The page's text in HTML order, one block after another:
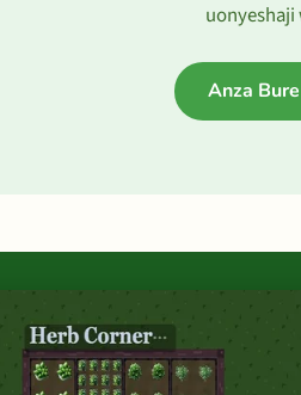
uonyeshaji
Anza Bure